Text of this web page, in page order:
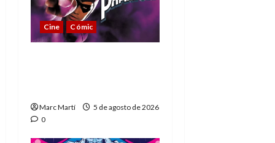
Cine Cómic
Marc Martí
5 de agosto de 2026
0